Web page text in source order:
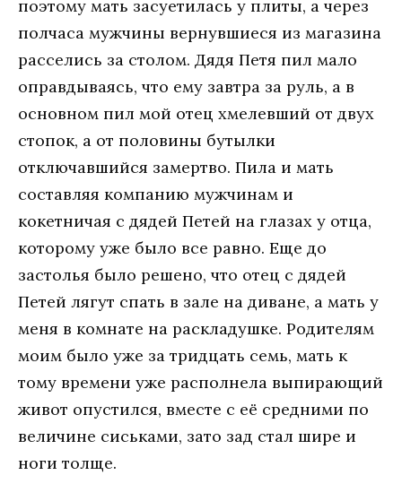
поэтому мать засуетилась у плиты, а через
полчаса мужчины вернувшиеся из магазина
расселись за столом. Дядя Петя пил мало
оправдываясь, что ему завтра за руль, а в
основном пил мой отец хмелевший от двух
стопок, а от половины бутылки
отключавшийся замертво. Пила и мать
составляя компанию мужчинам и
кокетничая с дядей Петей на глазах у отца,
которому уже было все равно. Еще до
застолья было решено, что отец с дядей
Петей лягут спать в зале на диване, а мать у
меня в комнате на раскладушке. Родителям
моим было уже за тридцать семь, мать к
тому времени уже располнела выпирающий
живот опустился, вместе с её средними по
величине сиськами, зато зад стал шире и
ноги толще.